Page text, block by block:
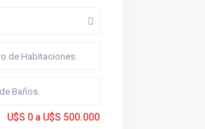
U$S 0 a U$S 500.000